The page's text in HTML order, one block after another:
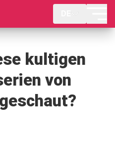
kultigen
von